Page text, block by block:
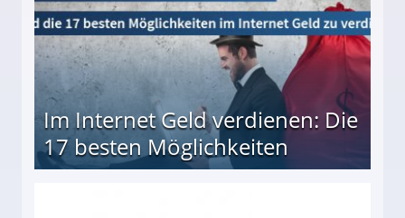
Im Internet Geld verdienen: Die
17 besten Möglichkeiten